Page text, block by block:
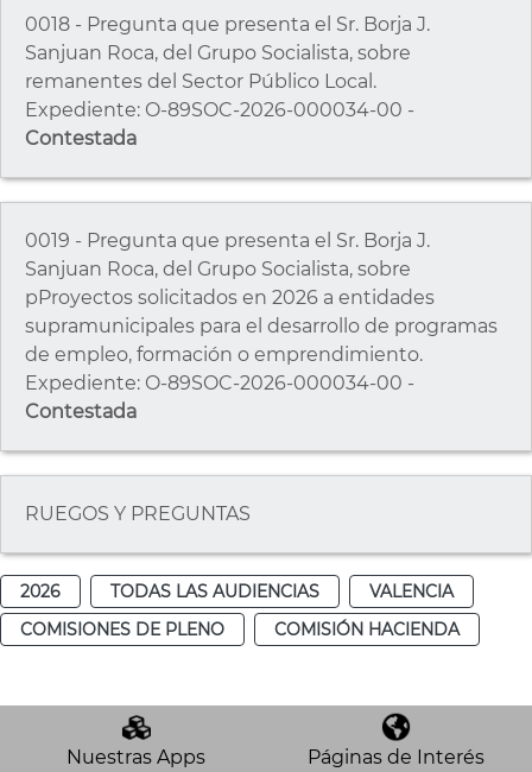
0018 - Pregunta que presenta el Sr. Borja J.
Sanjuan Roca, del Grupo Socialista, sobre
remanentes del Sector Público Local.
Expediente: O-89SOC-2026-000034-00 -
Contestada
0019 - Pregunta que presenta el Sr. Borja J.
Sanjuan Roca, del Grupo Socialista, sobre
pProyectos solicitados en 2026 a entidades
supramunicipales para el desarrollo de programas
de empleo, formación o emprendimiento.
Expediente: O-89SOC-2026-000034-00 -
Contestada
RUEGOS Y PREGUNTAS
2026 TODAS LAS AUDIENCIAS
VALENCIA
COMISIONES DE PLENO
COMISIÓN HACIENDA
Nuestras Apps Páginas de Interés